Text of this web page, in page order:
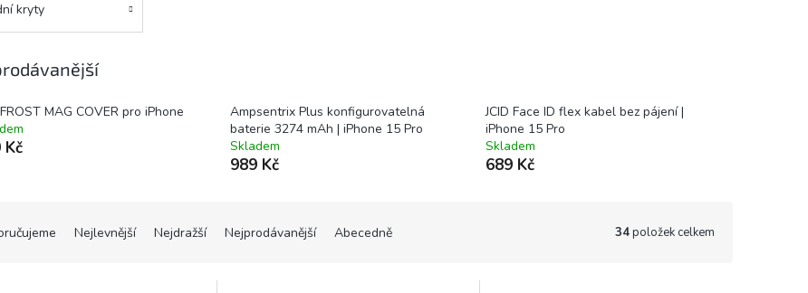
kryty
MAG COVER pro iPhone
Kč
Ampsentrix Plus konfigurovatelná
baterie 3274 mAh | iPhone 15 Pro
Skladem
989 Kč
JCID Face ID flex kabel bez pájení |
iPhone 15 Pro
Skladem
689 Kč
Nejlevnější Nejdražší Nejprodávanější Abecedně 34položek celkem